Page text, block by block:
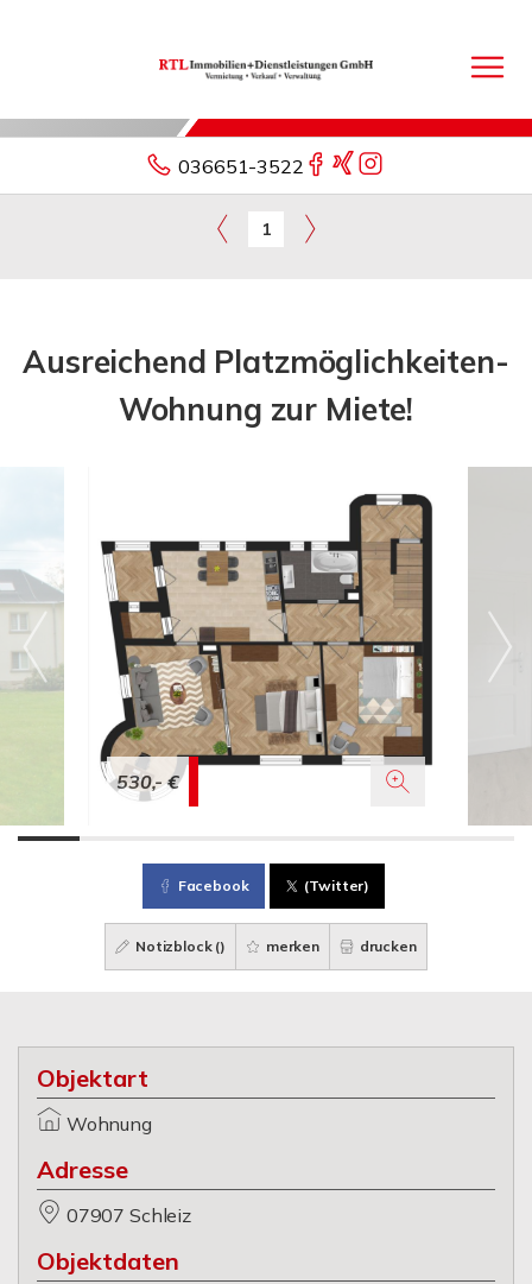
036651-3522
1
Ausreichend Platzmöglichkeiten-
Wohnung zur Miete!
530,- €
Facebook (Twitter)
Notizblock () merken drucken
Objektart
Wohnung
Adresse
07907 Schleiz
Objektdaten